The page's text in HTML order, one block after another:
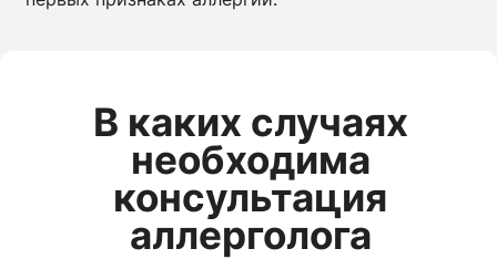
В каких случаях
необходима
консультация
аллерголога